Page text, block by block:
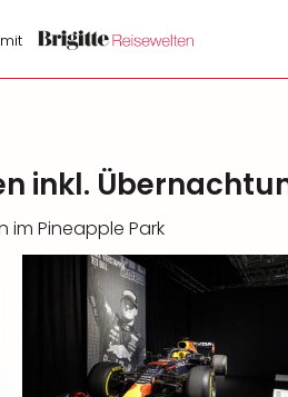
inkl.
im Pineapple Park